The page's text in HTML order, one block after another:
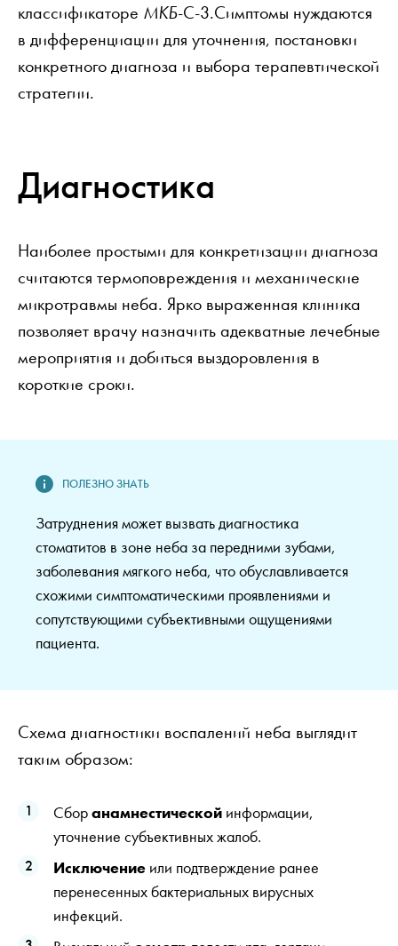
классификаторе МКБ-С-3.Симптомы нуждаются
в дифференциации для уточнения, постановки
конкретного диагноза и выбора терапевтической
стратегии.
Диагностика
Наиболее простыми для конкретизации диагноза
считаются термоповреждения и механические
микротравмы неба. Ярко выраженная клиника
позволяет врачу назначить адекватные лечебные
мероприятия и добиться выздоровления в
короткие сроки.
Затруднения может вызвать диагностика
стоматитов в зоне неба за передними зубами,
заболевания мягкого неба, что обуславливается
схожими симптоматическими проявлениями и
сопутствующими субъективными ощущениями
пациента.
Схема диагностики воспалений неба выглядит
таким образом:
Сборанамнестической информации,
уточнение субъективных жалоб.
Исключение или подтверждение ранее
перенесенных бактериальных вирусных
инфекций.